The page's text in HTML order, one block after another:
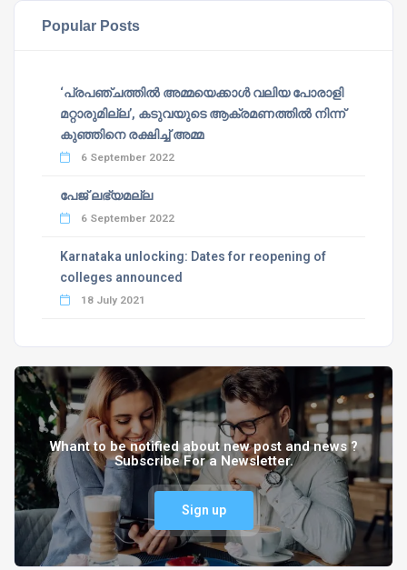
Popular Posts
‘പ്രപഞ്ചത്തില്‍ അമ്മയെക്കാള്‍ വലിയ പോരാളി
മറ്റാരുമില്ല’, കടുവയുടെ ആക്രമണത്തില്‍ നിന്ന്
കുഞ്ഞിനെ രക്ഷിച്ച് അമ്മ
6 September 2022
പേജ് ലഭ്യമല്ല
6 September 2022
Karnataka unlocking: Dates for reopening of
colleges announced
18 July 2021
Whant to be notified about new post and news ?
Subscribe For a Newsletter.
Sign up